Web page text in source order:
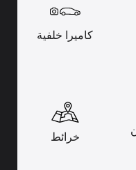
كاميرا خلفية
خرائط